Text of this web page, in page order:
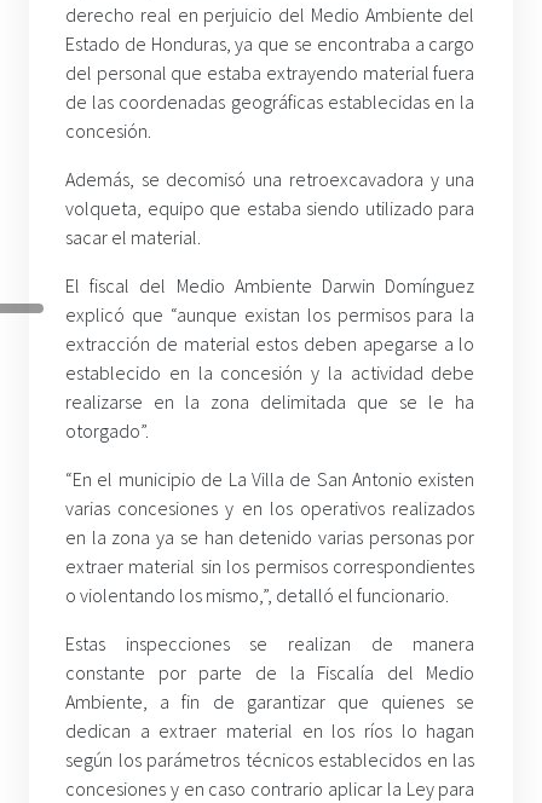
derecho real en perjuicio del Medio Ambiente del
Estado de Honduras, ya que se encontraba a cargo
del personal que estaba extrayendo material fuera
de las coordenadas geográficas establecidas en la
concesión.
Además, se decomisó una retroexcavadora y una
volqueta, equipo que estaba siendo utilizado para
sacar el material.
El fiscal del Medio Ambiente Darwin Domínguez
explicó que “aunque existan los permisos para la
extracción de material estos deben apegarse a lo
establecido en la concesión y la actividad debe
realizarse en la zona delimitada que se le ha
otorgado”.
“En el municipio de La Villa de San Antonio existen
varias concesiones y en los operativos realizados
en la zona ya se han detenido varias personas por
extraer material sin los permisos correspondientes
o violentando los mismo,”, detalló el funcionario.
Estas inspecciones se realizan de manera
constante por parte de la Fiscalía del Medio
Ambiente, a fin de garantizar que quienes se
dedican a extraer material en los ríos lo hagan
según los parámetros técnicos establecidos en las
concesiones y en caso contrario aplicar la Ley para